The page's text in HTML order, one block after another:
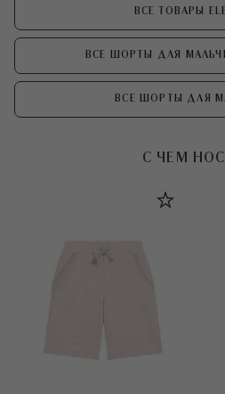
ВСЕ ТОВАРЫ
ВСЕ ШОРТЫ ДЛЯ
ВСЕ ШОРТЫ ДЛЯ
С ЧЕМ